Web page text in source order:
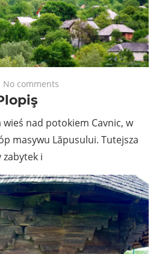
No comments
nad potokiem Cavnic, w
masywu Lăpusului. Tutejsza
i